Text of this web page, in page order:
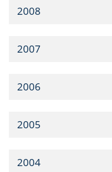
2008
2007
2006
2005
2004